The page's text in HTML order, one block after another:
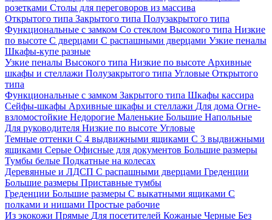
розетками Столы для переговоров из массива
Открытого типа Закрытого типа Полузакрытого типа
Функциональные с замком Со стеклом Высокого типа Низкие
по высоте С дверцами С распашными дверцами Узкие пеналы
Шкафы-купе разные
Узкие пеналы Высокого типа Низкие по высоте Архивные
шкафы и стеллажи Полузакрытого типа Угловые Открытого
типа
Функциональные с замком Закрытого типа Шкафы кассира
Сейфы-шкафы Архивные шкафы и стеллажи Для дома Огне-
взломостойкие Недорогие Маленькие Большие Напольные
Для руководителя Низкие по высоте Угловые
Темные оттенки С 4 выдвижными ящиками С 3 выдвижными
ящиками Серые Офисные для документов Большие размеры
Тумбы белые Подкатные на колесах
Деревянные и ЛДСП С распашными дверцами Греденции
Большие размеры Приставные тумбы
Греденции Большие размеры С выкатными ящиками С
полками и нишами Простые рабочие
Из экокожи Прямые Для посетителей Кожаные Черные Без